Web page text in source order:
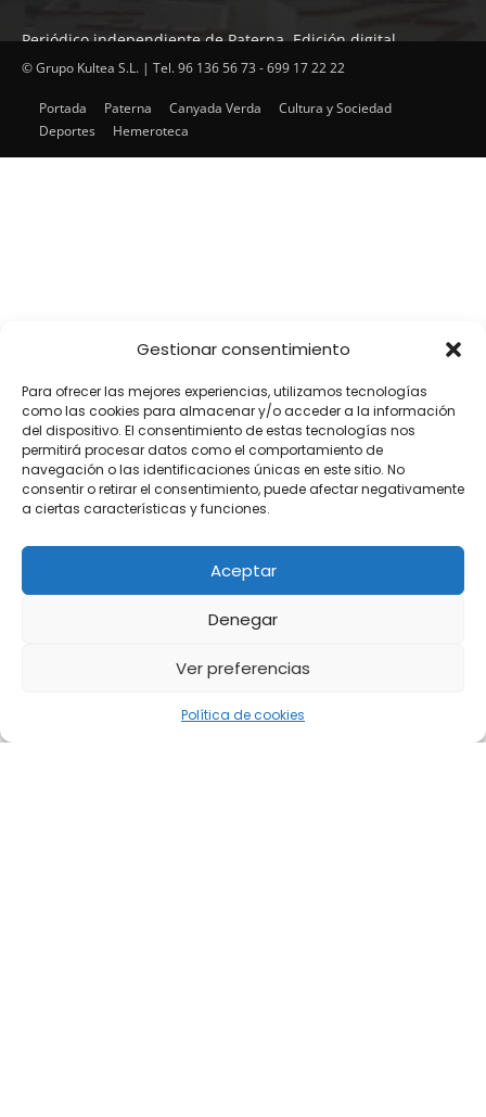
Gestionar consentimiento
Para ofrecer las mejores experiencias, utilizamos tecnologías
como las cookies para almacenar y/o acceder a la información
del dispositivo. El consentimiento de estas tecnologías nos
permitirá procesar datos como el comportamiento de
navegación o las identificaciones únicas en este sitio. No
consentir o retirar el consentimiento, puede afectar negativamente
a ciertas características y funciones.
Aceptar
Denegar
Ver preferencias
Política de cookies
Periódico independiente de Paterna. Edición digital.
Encuentra cada mes en tu punto habitual nuestra edición
Paterna.
© Grupo Kultea S.L. | Tel. 96 136 56 73 - 699 17 22 22
Portada Paterna Canyada Verda
Cultura y Sociedad
Deportes
Hemeroteca